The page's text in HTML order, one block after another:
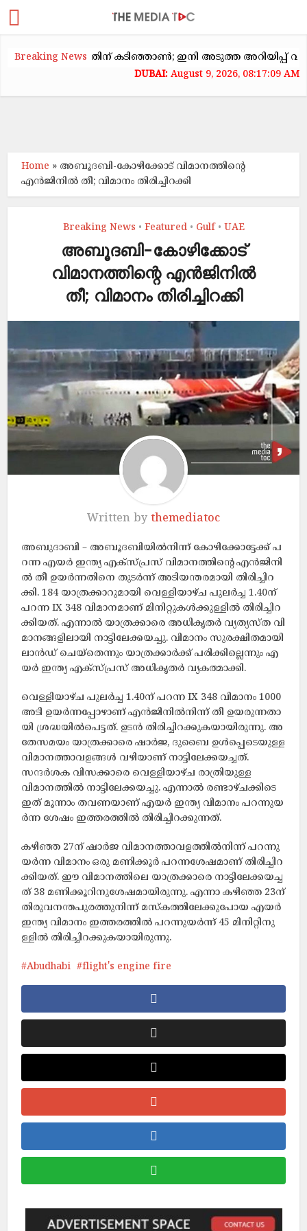
Breaking News കടിഞ്ഞാൺ; ഇനി അടുത്ത അറിയിപ്പ് വരെ
August 9, 2026, 08:17:10 AM
Home » അബൂദബി-കോഴിക്കോട്​ വിമാനത്തിന്റെ
എൻജിനിൽ തീ; വിമാനം തിരിച്ചിറക്കി
Breaking News • Featured • Gulf • UAE
അബൂദബി-കോഴിക്കോട്​
വിമാനത്തിന്റെ എൻജിനിൽ
തീ; വിമാനം തിരിച്ചിറക്കി
Written by themediatoc
അബുദാബി – അ​ബൂ​ദ​ബി​യി​ൽ​നി​ന്ന്​ കോ​ഴി​ക്കോ​ട്ടേ​ക്ക്​ പ​
റ​ന്ന എ​യ​ർ ഇ​ന്ത്യ എ​ക്സ്​​പ്ര​സ്​ വി​മാ​നത്തിന്റെ എ​ൻ​ജി​നി​
ൽ തീ ​ഉ​യ​ർ​ന്ന​തി​നെ തു​ട​ർ​ന്ന്​ അ​ടി​യ​ന്ത​ര​മാ​യി തി​രി​ച്ചി​റ​
ക്കി. 184 യാ​ത്ര​ക്കാ​റുമായി വെ​ള്ളി​യാ​ഴ്ച പു​ല​ർ​ച്ച 1.40ന്​ ​
പ​റ​ന്ന IX 348 വി​മാ​ന​മാ​ണ് മി​നി​റ്റു​ക​ൾ​ക്കു​ള്ളി​ൽ തി​രി​ച്ചി​റ​
ക്കി​യ​ത്. എന്നാൽ യാത്രക്കാരെ അധികൃതർ വ്യത്യസ്ത വി​
മാ​ന​ങ്ങ​ളി​ലാ​യി നാ​ട്ടി​ലേ​ക്ക​യ​ച്ചു. വി​മാ​നം സു​ര​ക്ഷി​ത​മാ​യി
ലാ​ൻ​ഡ്​ ചെ​യ്​​തെ​ന്നും യാ​ത്ര​ക്കാ​ർ​ക്ക്​ പ​രി​ക്കി​ല്ലെ​ന്നും എ​
യ​ർ ഇ​ന്ത്യ എ​ക്സ്​​പ്ര​സ്​ അധികൃതർ വ്യകത്മാക്കി.
വെ​ള്ളി​യാ​ഴ്ച പു​ല​ർ​ച്ച 1.40ന്​ ​പ​റ​ന്ന IX 348 വി​മാ​നം 1000
അ​ടി ഉ​യ​ർ​ന്ന​പ്പോ​ഴാ​ണ്​ എ​ൻ​ജി​നി​ൽ​നി​ന്ന്​ തീ ​ഉ​യ​രു​ന്ന​താ​
യി ശ്ര​ദ്ധ​യി​ൽ​പെ​ട്ട​ത്. ഉ​ട​ൻ തി​രി​ച്ചി​റ​ക്കു​ക​യാ​യി​രു​ന്നു. അ​
തേ​സ​മ​യം യാ​ത്ര​ക്കാ​രെ ഷാ​ര്‍ജ, ദു​ബൈ ഉ​ൾ​പ്പെ​ടെ​യു​ള്ള
വി​മാ​ന​ത്താ​വ​ള​ങ്ങ​ൾ വ​ഴി​യാ​ണ്​ നാ​ട്ടി​ലേ​ക്ക​യ​ച്ച​ത്.
സന്ദർശക വിസക്കാരെ വെള്ളിയാഴ്ച രാത്രിയു​ള്ള
വിമാനത്തിൽ നാട്ടിലേക്കയച്ചു. എന്നാൽ ര​ണ്ടാ​ഴ്ച​ക്കി​ടെ
ഇത് മൂ​ന്നാം ത​വ​ണ​യാ​ണ്​ എ​യ​ർ ഇ​ന്ത്യ വി​മാ​നം പ​റ​ന്നു​യ​
ർ​ന്ന ശേ​ഷം ഇത്തരത്തിൽ തി​രി​ച്ചി​റ​ക്കു​ന്ന​ത്.
കഴിഞ്ഞ 27ന്​ ​ഷാ​ർ​ജ വി​മാ​ന​ത്താ​വ​ള​ത്തി​ൽ​നി​ന്ന്​ പ​റ​ന്നു​
യ​ർ​ന്ന വി​മാ​നം ഒ​രു മ​ണി​ക്കൂ​ർ പ​റ​ന്ന​ശേ​ഷ​മാ​ണ്​ തി​രി​ച്ചി​റ​
ക്കി​യ​ത്. ഈ ​വി​മാ​ന​ത്തി​ലെ യാ​ത്ര​ക്കാ​രെ നാ​ട്ടി​ലേ​ക്ക​യ​ച്ച​
ത്​ 38 മ​ണി​ക്കൂ​റി​നു​ശേ​ഷമായിരുന്നു. എന്നാ ക​ഴി​ഞ്ഞ 23ന്​
​തി​രു​വ​ന​ന്ത​പു​ര​ത്തു​നി​ന്ന്​ മ​സ്ക​ത്തി​ലേ​ക്കു​പോ​യ എ​യ​ർ
ഇ​ന്ത്യ വി​മാ​നം ഇത്തരത്തിൽ പ​റ​ന്നു​യ​ർ​ന്ന്​ 45 മി​നി​റ്റി​നു​
ള്ളി​ൽ തി​രി​ച്ചി​റ​ക്കുകയായിരുന്നു.
Abudhabi flight's engine fire